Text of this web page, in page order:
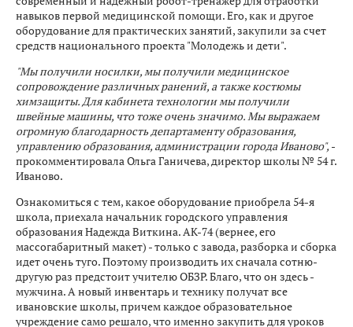
навыков первой медицинской помощи. Его, как и другое
оборудование для практических занятий, закупили за счет
средств национального проекта "Молодежь и дети".
"Мы получили носилки, мы получили медицинское
сопровождение различных ранений, а также костюмы
химзащиты. Для кабинета технологии мы получили
швейные машины, что тоже очень значимо. Мы выражаем
огромную благодарность департаменту образования,
управлению образования, администрации города Иваново", -
прокомментировала Ольга Ганичева, директор школы № 54 г.
Иваново.
Ознакомиться с тем, какое оборудование приобрела 54-я
школа, приехала начальник городского управления
образования Надежда Виткина. АК-74 (вернее, его
массогабаритный макет) - только с завода, разборка и сборка
идет очень туго. Поэтому производить их сначала сотню-
другую раз предстоит учителю ОБЗР. Благо, что он здесь -
мужчина. А новый инвентарь и технику получат все
ивановские школы, причем каждое образовательное
учреждение само решало, что именно закупить для уроков